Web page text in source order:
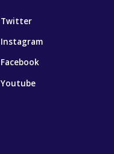
Twitter
Instagram
Facebook
Youtube